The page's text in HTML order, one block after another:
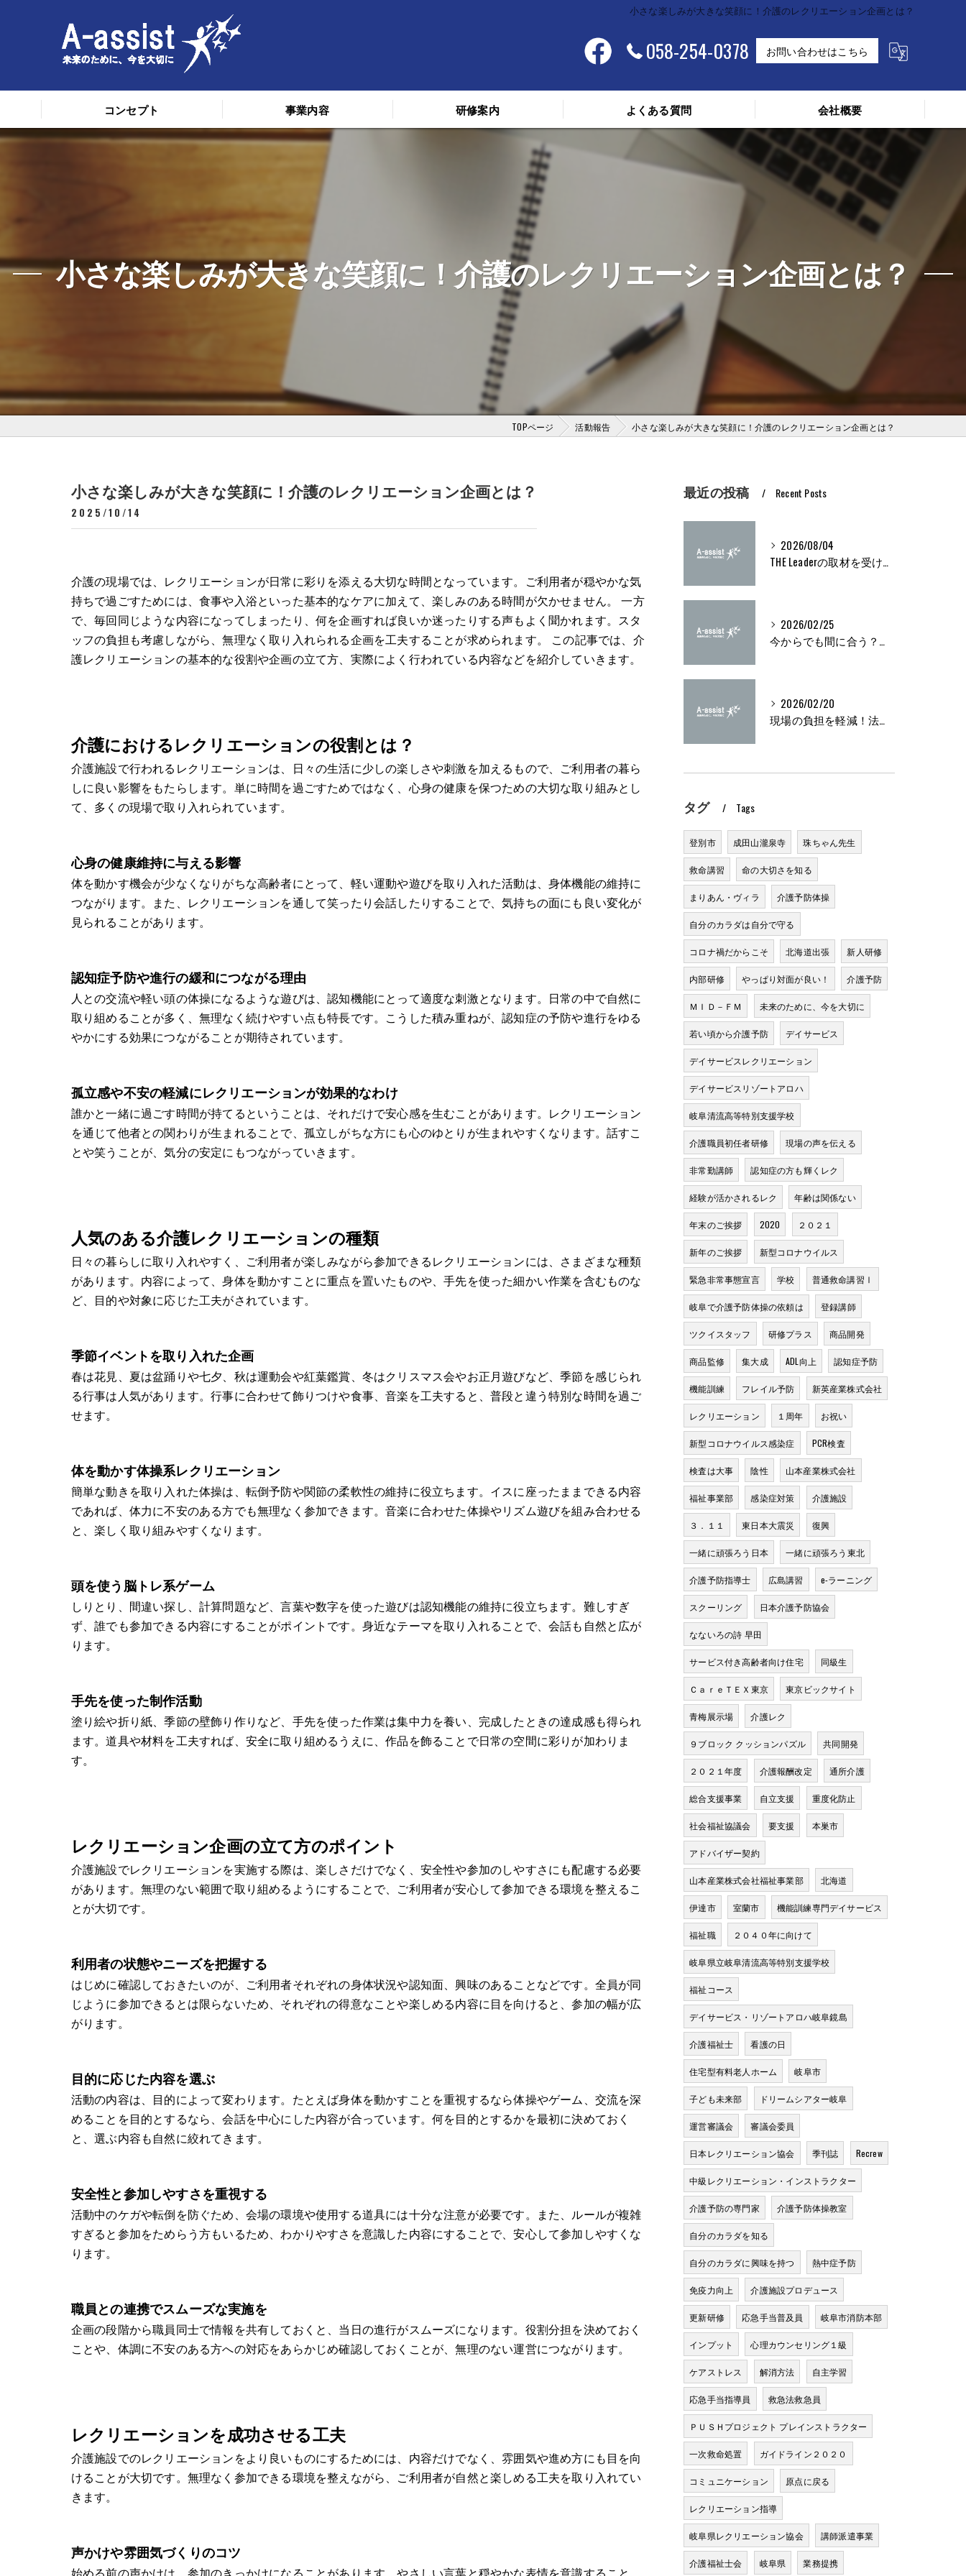
小さな楽しみが大きな笑顔に！介護のレクリエーション企画とは？
058-254-0378 お問い合わせはこちら
コンセプト 事業内容 研修案内 よくある質問 会社概要
小さな楽しみが大きな笑顔に！介護のレクリエーション企画とは？
TOPページ 活動報告 小さな楽しみが大きな笑顔に！介護のレクリエーション企画とは？
小さな楽しみが大きな笑顔に！介護のレクリエーション企画とは？
2025/10/14
介護の現場では、レクリエーションが日常に彩りを添える大切な時間となっています。ご利用者が穏やかな気
持ちで過ごすためには、食事や入浴といった基本的なケアに加えて、楽しみのある時間が欠かせません。 一方
で、毎回同じような内容になってしまったり、何を企画すれば良いか迷ったりする声もよく聞かれます。スタ
ッフの負担も考慮しながら、無理なく取り入れられる企画を工夫することが求められます。 この記事では、介
護レクリエーションの基本的な役割や企画の立て方、実際によく行われている内容などを紹介していきます。
介護におけるレクリエーションの役割とは？
介護施設で行われるレクリエーションは、日々の生活に少しの楽しさや刺激を加えるもので、ご利用者の暮ら
しに良い影響をもたらします。単に時間を過ごすためではなく、心身の健康を保つための大切な取り組みとし
て、多くの現場で取り入れられています。
心身の健康維持に与える影響
体を動かす機会が少なくなりがちな高齢者にとって、軽い運動や遊びを取り入れた活動は、身体機能の維持に
つながります。また、レクリエーションを通して笑ったり会話したりすることで、気持ちの面にも良い変化が
見られることがあります。
認知症予防や進行の緩和につながる理由
人との交流や軽い頭の体操になるような遊びは、認知機能にとって適度な刺激となります。日常の中で自然に
取り組めることが多く、無理なく続けやすい点も特長です。こうした積み重ねが、認知症の予防や進行をゆる
やかにする効果につながることが期待されています。
孤立感や不安の軽減にレクリエーションが効果的なわけ
誰かと一緒に過ごす時間が持てるということは、それだけで安心感を生むことがあります。レクリエーション
を通じて他者との関わりが生まれることで、孤立しがちな方にも心のゆとりが生まれやすくなります。話すこ
とや笑うことが、気分の安定にもつながっていきます。
人気のある介護レクリエーションの種類
日々の暮らしに取り入れやすく、ご利用者が楽しみながら参加できるレクリエーションには、さまざまな種類
があります。内容によって、身体を動かすことに重点を置いたものや、手先を使った細かい作業を含むものな
ど、目的や対象に応じた工夫がされています。
季節イベントを取り入れた企画
春は花見、夏は盆踊りや七夕、秋は運動会や紅葉鑑賞、冬はクリスマス会やお正月遊びなど、季節を感じられ
る行事は人気があります。行事に合わせて飾りつけや食事、音楽を工夫すると、普段と違う特別な時間を過ご
せます。
体を動かす体操系レクリエーション
簡単な動きを取り入れた体操は、転倒予防や関節の柔軟性の維持に役立ちます。イスに座ったままできる内容
であれば、体力に不安のある方でも無理なく参加できます。音楽に合わせた体操やリズム遊びを組み合わせる
と、楽しく取り組みやすくなります。
頭を使う脳トレ系ゲーム
しりとり、間違い探し、計算問題など、言葉や数字を使った遊びは認知機能の維持に役立ちます。難しすぎ
ず、誰でも参加できる内容にすることがポイントです。身近なテーマを取り入れることで、会話も自然と広が
ります。
手先を使った制作活動
塗り絵や折り紙、季節の壁飾り作りなど、手先を使った作業は集中力を養い、完成したときの達成感も得られ
ます。道具や材料を工夫すれば、安全に取り組めるうえに、作品を飾ることで日常の空間に彩りが加わりま
す。
レクリエーション企画の立て方のポイント
介護施設でレクリエーションを実施する際は、楽しさだけでなく、安全性や参加のしやすさにも配慮する必要
があります。無理のない範囲で取り組めるようにすることで、ご利用者が安心して参加できる環境を整えるこ
とが大切です。
利用者の状態やニーズを把握する
はじめに確認しておきたいのが、ご利用者それぞれの身体状況や認知面、興味のあることなどです。全員が同
じように参加できるとは限らないため、それぞれの得意なことや楽しめる内容に目を向けると、参加の幅が広
がります。
目的に応じた内容を選ぶ
活動の内容は、目的によって変わります。たとえば身体を動かすことを重視するなら体操やゲーム、交流を深
めることを目的とするなら、会話を中心にした内容が合っています。何を目的とするかを最初に決めておく
と、選ぶ内容も自然に絞れてきます。
安全性と参加しやすさを重視する
活動中のケガや転倒を防ぐため、会場の環境や使用する道具には十分な注意が必要です。また、ルールが複雑
すぎると参加をためらう方もいるため、わかりやすさを意識した内容にすることで、安心して参加しやすくな
ります。
職員との連携でスムーズな実施を
企画の段階から職員同士で情報を共有しておくと、当日の進行がスムーズになります。役割分担を決めておく
ことや、体調に不安のある方への対応をあらかじめ確認しておくことが、無理のない運営につながります。
レクリエーションを成功させる工夫
介護施設でのレクリエーションをより良いものにするためには、内容だけでなく、雰囲気や進め方にも目を向
けることが大切です。無理なく参加できる環境を整えながら、ご利用者が自然と楽しめる工夫を取り入れてい
きます。
声かけや雰囲気づくりのコツ
始める前の声かけは、参加のきっかけになることがあります。やさしい言葉と穏やかな表情を意識すること
最近の投稿 Recent Posts
2026/08/04
THE Leaderの取材を受けました
2026/02/25
今からでも間に合う？ブライト500取得条件をわかりやすく解説
2026/02/20
現場の負担を軽減！法定研修の実施方法とは？
タグ Tags
登別市 成田山瀧泉寺 珠ちゃん先生
救命講習 命の大切さを知る
まりあん・ヴィラ 介護予防体操
自分のカラダは自分で守る
コロナ禍だからこそ 北海道出張 新人研修
内部研修 やっぱり対面が良い！ 介護予防
ＭＩＤ－ＦＭ 未来のために、今を大切に
若い頃から介護予防 デイサービス
デイサービスレクリエーション
デイサービスリゾートアロハ
岐阜清流高等特別支援学校
介護職員初任者研修 現場の声を伝える
非常勤講師 認知症の方も輝くレク
経験が活かされるレク 年齢は関係ない
年末のご挨拶 2020 ２０２１
新年のご挨拶 新型コロナウイルス
緊急非常事態宣言 学校 普通救命講習Ⅰ
岐阜で介護予防体操の依頼は 登録講師
ツクイスタッフ 研修プラス 商品開発
商品監修 集大成 ADL向上 認知症予防
機能訓練 フレイル予防 新英産業株式会社
レクリエーション １周年 お祝い
新型コロナウイルス感染症 PCR検査
検査は大事 陰性 山本産業株式会社
福祉事業部 感染症対策 介護施設
３．１１ 東日本大震災 復興
一緒に頑張ろう日本 一緒に頑張ろう東北
介護予防指導士 広島講習 e-ラーニング
スクーリング 日本介護予防協会
なないろの詩 早田
サービス付き高齢者向け住宅 同級生
ＣａｒｅＴＥＸ東京 東京ビックサイト
青梅展示場 介護レク
９ブロック クッションパズル 共同開発
２０２１年度 介護報酬改定 通所介護
総合支援事業 自立支援 重度化防止
社会福祉協議会 要支援 本巣市
アドバイザー契約
山本産業株式会社福祉事業部 北海道
伊達市 室蘭市 機能訓練専門デイサービス
福祉職 ２０４０年に向けて
岐阜県立岐阜清流高等特別支援学校
福祉コース
デイサービス・リゾートアロハ岐阜鏡島
介護福祉士 看護の日
住宅型有料老人ホーム 岐阜市
子ども未来部 ドリームシアター岐阜
運営審議会 審議会委員
日本レクリエーション協会 季刊誌 Recrew
中級レクリエーション・インストラクター
介護予防の専門家 介護予防体操教室
自分のカラダを知る
自分のカラダに興味を持つ 熱中症予防
免疫力向上 介護施設プロデュース
更新研修 応急手当普及員 岐阜市消防本部
インプット 心理カウンセリング１級
ケアストレス 解消方法 自主学習
応急手当指導員 救急法救急員
ＰＵＳＨプロジェクト プレインストラクター
一次救命処置 ガイドライン２０２０
コミュニケーション 原点に戻る
レクリエーション指導
岐阜県レクリエーション協会 講師派遣事業
介護福祉士会 岐阜県 業務提携